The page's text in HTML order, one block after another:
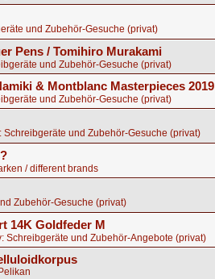
und Zubehör-Gesuche (privat)
Pens / Tomihiro Murakami
und Zubehör-Gesuche (privat)
& Montblanc Masterpieces 2019
und Zubehör-Gesuche (privat)
Schreibgeräte und Zubehör-Gesuche (privat)
/ different brands
Zubehör-Gesuche (privat)
14K Goldfeder M
Schreibgeräte und Zubehör-Angebote (privat)
Pelikan